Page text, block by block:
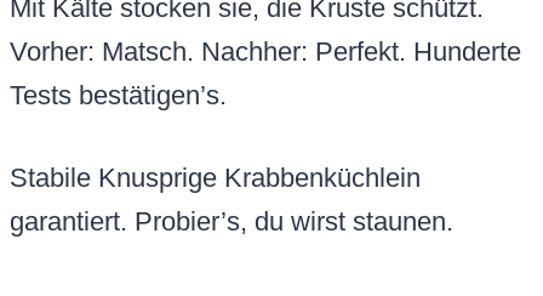
Mit Kälte stocken sie, die Kruste schützt.
Vorher: Matsch. Nachher: Perfekt. Hunderte
Tests bestätigen’s.
Stabile Knusprige Krabbenküchlein
garantiert. Probier’s, du wirst staunen.